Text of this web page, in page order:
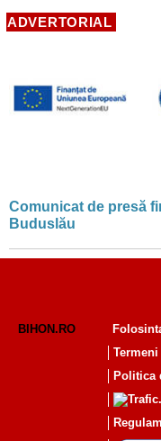
ADVERTORIAL
Comunicat de presă
Buduslău
BIHON.RO
Politica